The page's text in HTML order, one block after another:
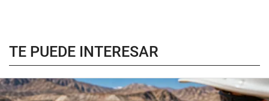
TE PUEDE INTERESAR